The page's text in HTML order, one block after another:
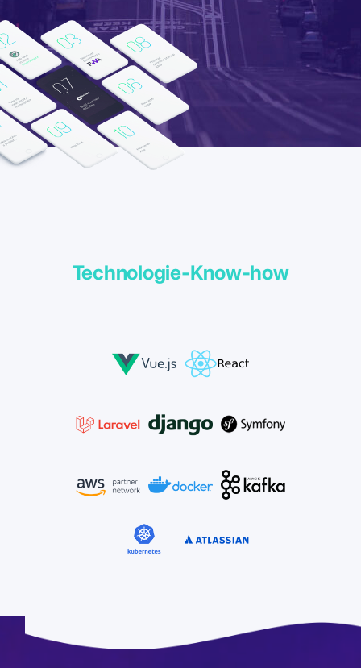
Technologie-Know-how